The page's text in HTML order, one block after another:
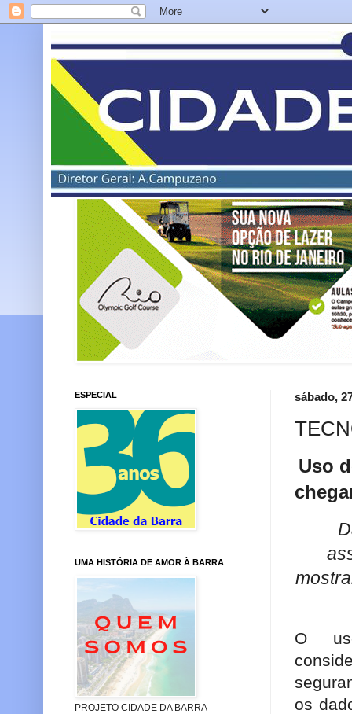
sábado,
Uso
O
os
ESPECIAL
UMA HISTÓRIA DE AMOR À BARRA
PROJETO CIDADE DA BARRA